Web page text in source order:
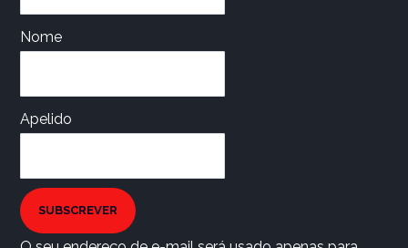
Nome
Apelido
SUBSCREVER